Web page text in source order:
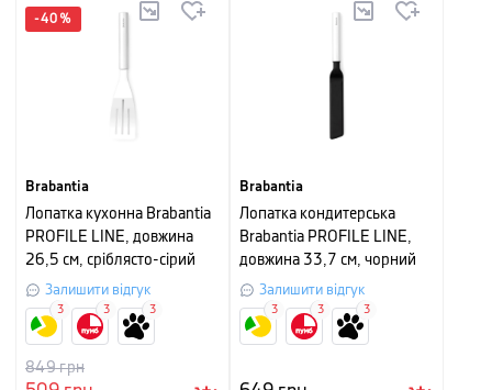
-40 %
Brabantia
Лопатка кухонна Brabantia
PROFILE LINE, довжина
26,5 см, сріблясто-сірий
Залишити відгук
849грн
3 3 3
Brabantia
Лопатка кондитерська
Brabantia PROFILE LINE,
довжина 33,7 см, чорний
Залишити відгук
3 3 3